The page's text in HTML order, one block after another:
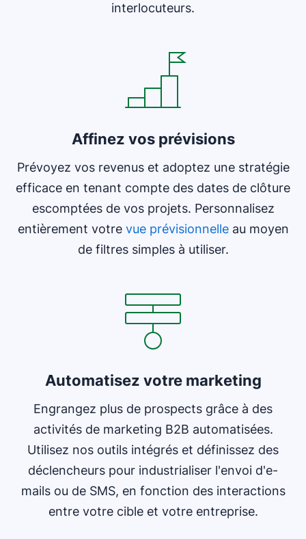
interlocuteurs.
Affinez vos prévisions
Prévoyez vos revenus et adoptez une stratégie
efficace en tenant compte des dates de clôture
escomptées de vos projets. Personnalisez
entièrement votre vue prévisionnelleau moyen
de filtres simples à utiliser.
Automatisez votre marketing
Engrangez plus de prospects grâce à des
activités de marketing B2B automatisées.
Utilisez nos outils intégrés et définissez des
déclencheurs pour industrialiser l'envoi d'e-
mails ou de SMS, en fonction des interactions
entre votre cible et votre entreprise.